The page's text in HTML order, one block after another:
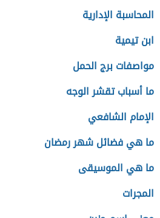
المحاسبة الإدارية
ابن تيمية
مواصفات برج الحمل
ما أسباب تقشر الوجه
الإمام الشافعي
ما هي فضائل شهر رمضان
ما هي الموسيقى
المجرات